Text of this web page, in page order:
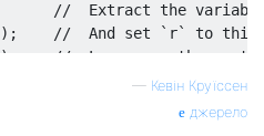
//  Extract the
);
//  And set `r` to this
)
//  Loop over the
//   Append the
//    First remove the
— Кевін Круїссен
джерело